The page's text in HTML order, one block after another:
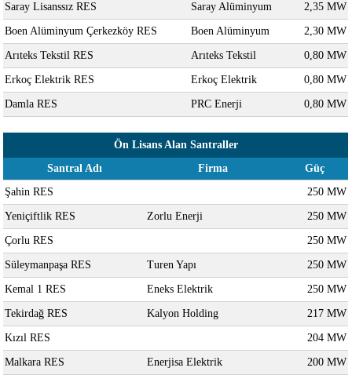
Saray Lisanssız RES Saray Alüminyum 2,35 MW
Boen Alüminyum Çerkezköy RES Boen Alüminyum 2,30 MW
Arıteks Tekstil RES Arıteks Tekstil 0,80 MW
Erkoç Elektrik RES Erkoç Elektrik 0,80 MW
Damla RES PRC Enerji 0,80 MW
Ön Lisans Alan Santraller
Santral Adı
Firma
Güç
Şahin RES
250 MW
Yeniçiftlik RES Zorlu Enerji 250 MW
Çorlu RES 250 MW
Süleymanpaşa RES Turen Yapı 250 MW
Kemal 1 RES Eneks Elektrik 250 MW
Tekirdağ RES Kalyon Holding 217 MW
Kızıl RES 204 MW
Malkara RES Enerjisa Elektrik 200 MW